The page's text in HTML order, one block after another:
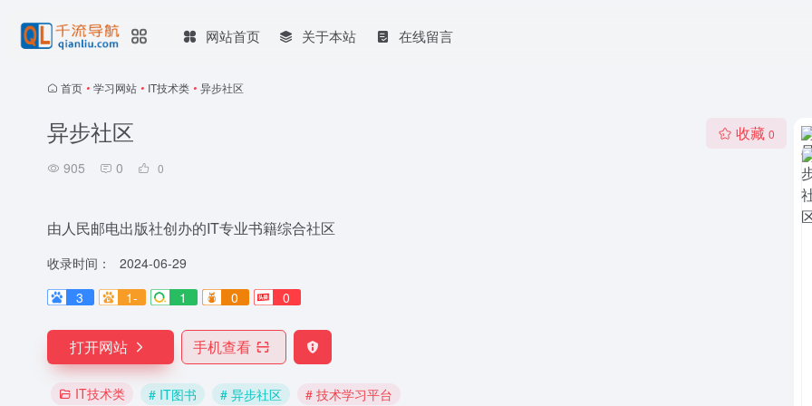
网站首页 关于本站 在线留言
首页 • 学习网站 • IT技术类 • 异步社区
异步社区
905 0 0
收藏 0
由人民邮电出版社创办的IT专业书籍综合社区
收录时间：
2024-06-29
3
1- 1 0 0
打开网站 手机查看
IT技术类 # IT图书 # 异步社区 # 技术学习平台